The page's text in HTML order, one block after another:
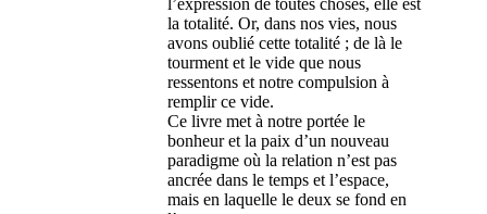
l’expression de toutes choses, elle est
la totalité. Or, dans nos vies, nous
avons oublié cette totalité ; de là le
tourment et le vide que nous
ressentons et notre compulsion à
remplir ce vide.
Ce livre met à notre portée le
bonheur et la paix d’un nouveau
paradigme où la relation n’est pas
ancrée dans le temps et l’espace,
mais en laquelle le deux se fond en